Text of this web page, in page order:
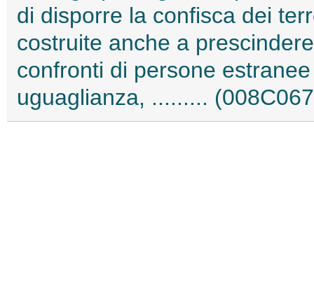
di disporre la confisca dei
costruite anche a
confronti di persone
uguaglianza, .........